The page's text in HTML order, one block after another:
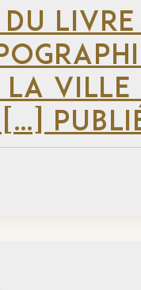
LA VILLE
[…]